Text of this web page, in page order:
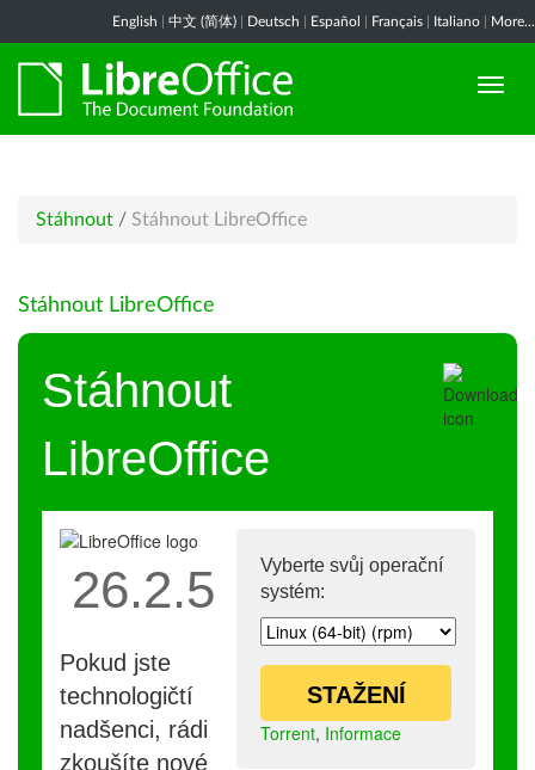
English 中文 (简体) Deutsch Español Français Italiano More...
Stáhnout / Stáhnout LibreOffice
Stáhnout LibreOffice
Stáhnout
LibreOffice
Vyberte svůj operační
systém:
STAŽENÍ
Torrent, Informace
26.2.5
Pokud jste
technologičtí
nadšenci, rádi
zkoušíte nové